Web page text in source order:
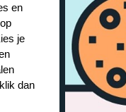
Maryan
en
je
dan